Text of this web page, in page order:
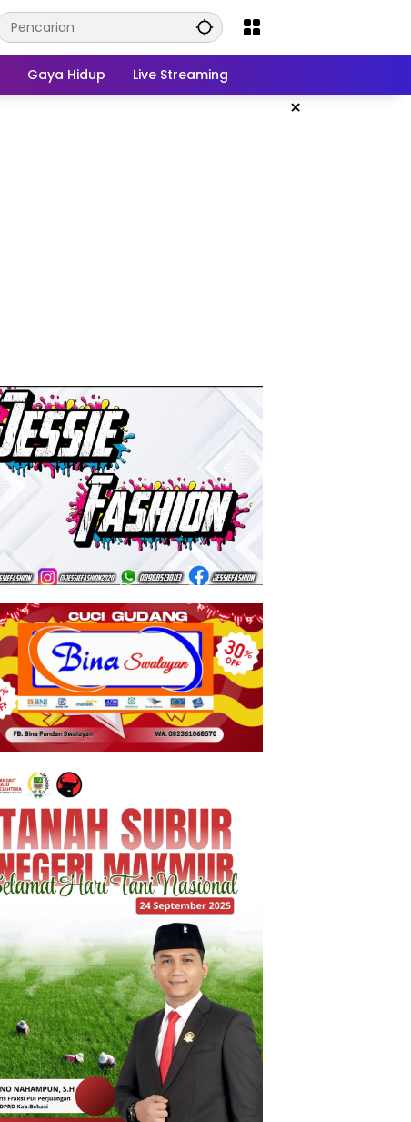
Gaya Hidup Live Streaming
×